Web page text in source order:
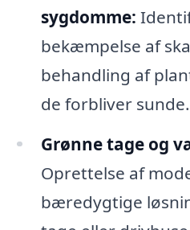
sygdomme:
bekæmpelse af
behandling af
de forbliver sunde.
Grønne tage og
Oprettelse af
bæredygtige